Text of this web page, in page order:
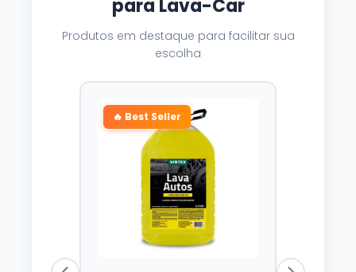
para Lava-Car
Produtos em destaque para facilitar sua
escolha
🔥 Best Seller